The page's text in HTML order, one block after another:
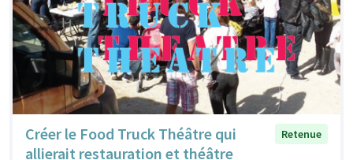
Créer le Food Truck Théâtre qui
allierait restauration et théâtre
Retenue